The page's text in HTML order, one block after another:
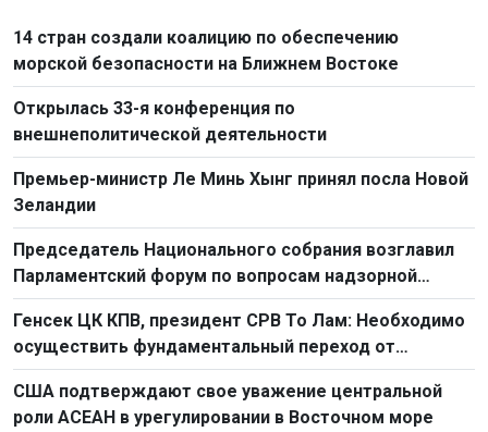
14 стран создали коалицию по обеспечению
морской безопасности на Ближнем Востоке
Открылась 33-я конференция по
внешнеполитической деятельности
Премьер-министр Ле Минь Хынг принял посла Новой
Зеландии
Председатель Национального собрания возглавил
Парламентский форум по вопросам надзорной
деятельности 2026 г.
Генсек ЦК КПВ, президент СРВ То Лам: Необходимо
осуществить фундаментальный переход от
простого труда к созидательному труду
США подтверждают свое уважение центральной
роли АСЕАН в урегулировании в Восточном море